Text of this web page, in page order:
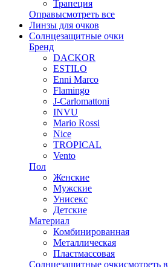
Трапеция
Оправысмотреть все
Линзы для очков
Солнцезащитные очки
Бренд
DACKOR
ESTILO
Enni Marco
Flamingo
J-Carlomattoni
INVU
Mario Rossi
Nice
TROPICAL
Vento
Пол
Женские
Мужские
Унисекс
Детские
Материал
Комбинированная
Металлическая
Пластмассовая
Солнцезащитные очкисмотреть